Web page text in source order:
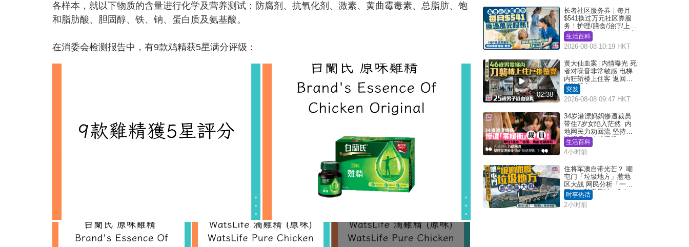
各样本，就以下物质的含量进行化学及营养测试：防腐剂、抗氧化剂、激素、黄曲霉毒素、总脂肪、饱
和脂肪酸、胆固醇、铁、钠、蛋白质及氨基酸。
在消委会检测报告中，有9款鸡精获5星满分评级：
长者社区服务券｜每月
$541换过万元社区券服
务！护理/膳食/治疗/上门
或中心任拣 1条件免资产
审查（附申请资格及教
学）
生活百科
2026-08-08 10:19 HKT
02:38
黄大仙血案│内情曝光 死
者对噪音非常敏感 电梯
内狂斩楼上住客 返回住
所堕楼亡
突发
2026-08-08 09:47 HKT
34岁港漂妈妈惨遭裁员
带住7岁女陷入茫然 内
地网民力劝回流 坚持留
港背后有「长远规
划」？
生活百科
4小时前
住将军澳自带光芒？ 嘲
屯门「垃圾地方」惹地
区大战 网民分析「一共
同点」秒息风波｜Juicy
叮
时事热话
2小时前